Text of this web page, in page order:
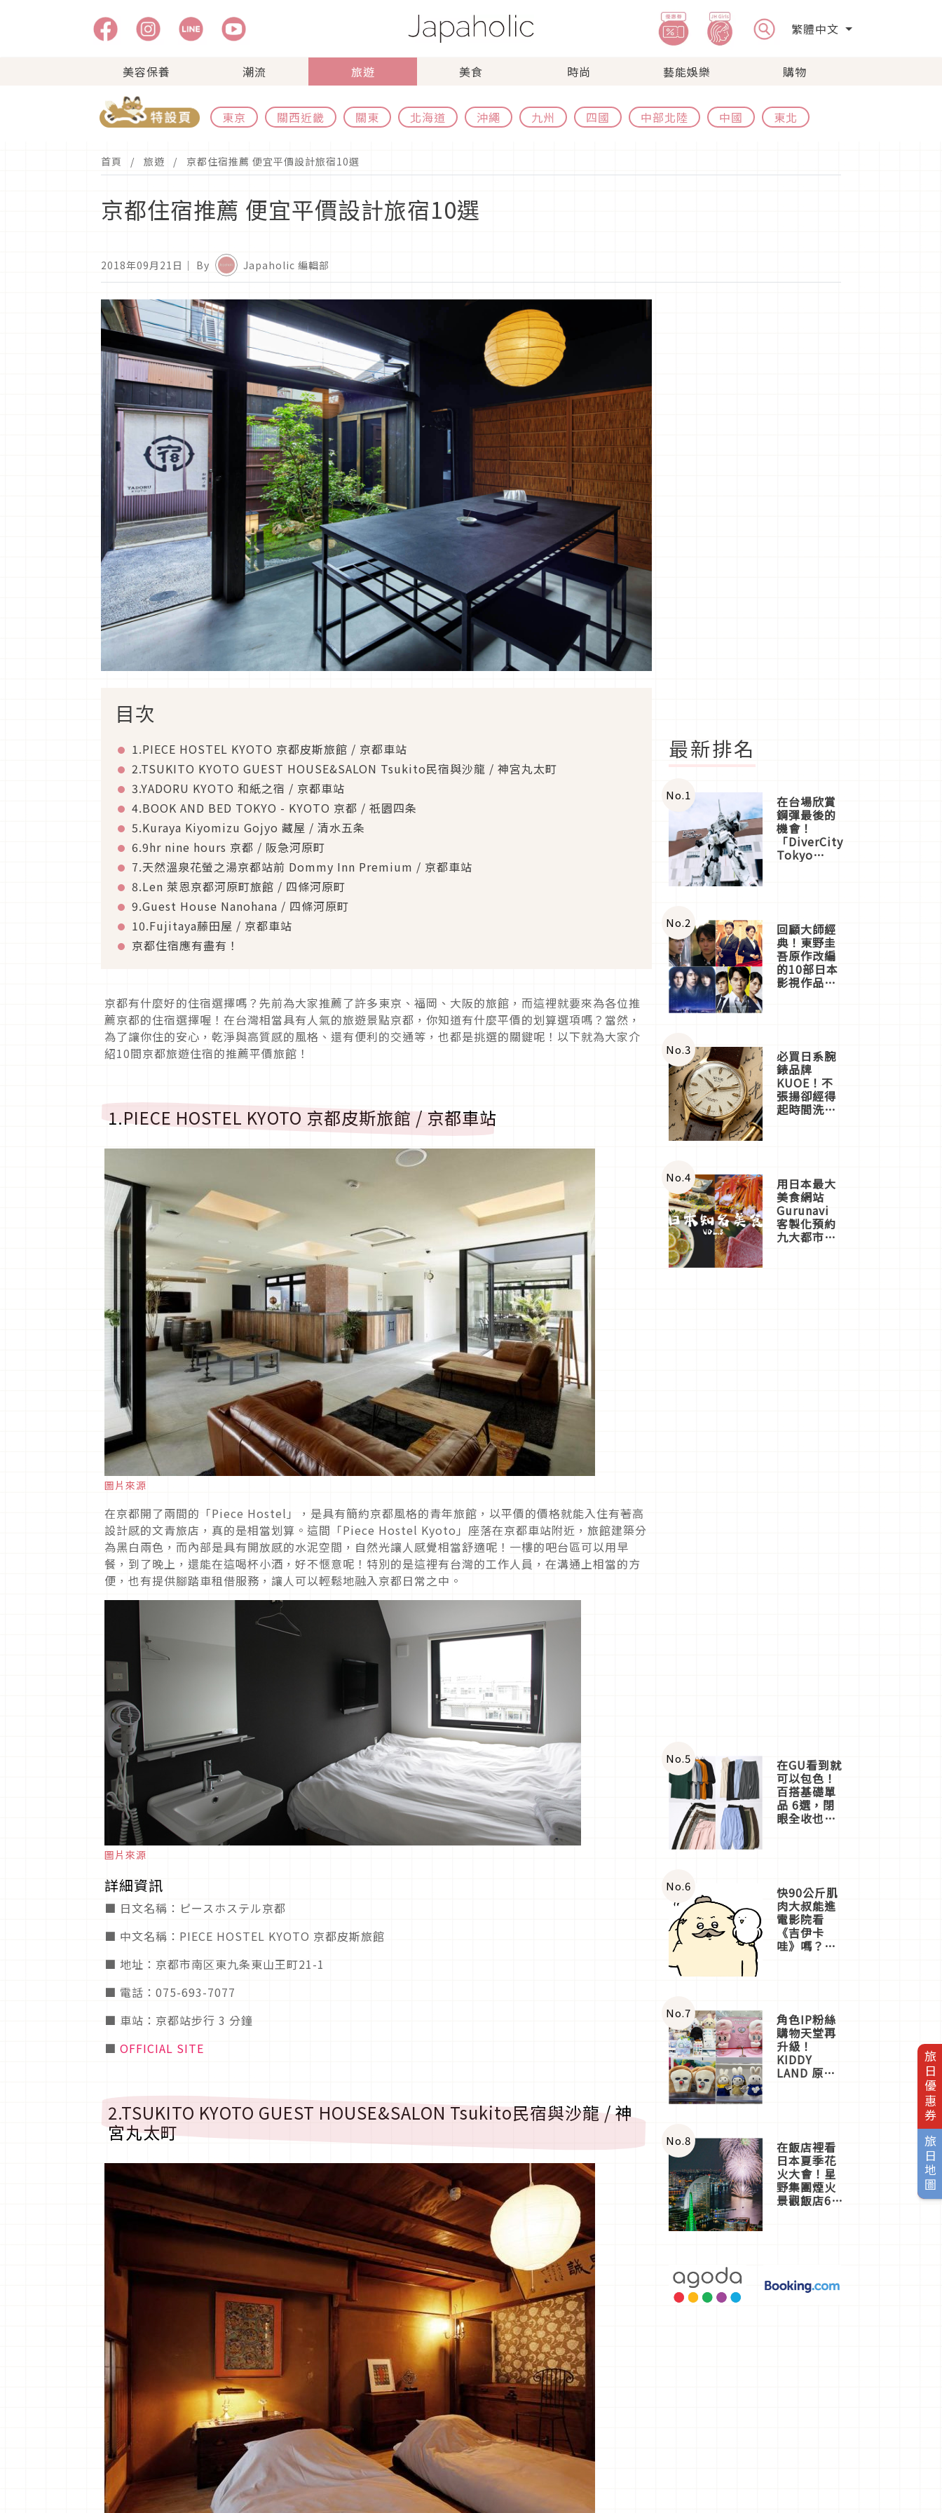
繁體中文
美容保養 潮流 旅遊 美食 時尚 藝能娛樂 購物
東京 關西近畿 關東 北海道 沖繩 九州 四國 中部北陸 中國 東北
旅日優惠券
旅日地圖
首頁 旅遊 京都住宿推薦 便宜平價設計旅宿10選
京都住宿推薦 便宜平價設計旅宿10選
2018年09月21日 ｜ By Japaholic 編輯部
目次
1.PIECE HOSTEL KYOTO 京都皮斯旅館 / 京都車站
2.TSUKITO KYOTO GUEST HOUSE&SALON Tsukito民宿與沙龍 / 神宮丸太町
3.YADORU KYOTO 和紙之宿 / 京都車站
4.BOOK AND BED TOKYO - KYOTO 京都 / 祇園四条
5.Kuraya Kiyomizu Gojyo 藏屋 / 清水五条
6.9hr nine hours 京都 / 阪急河原町
7.天然溫泉花螢之湯京都站前 Dommy Inn Premium / 京都車站
8.Len 萊恩京都河原町旅館 / 四條河原町
9.Guest House Nanohana / 四條河原町
10.Fujitaya藤田屋 / 京都車站
京都住宿應有盡有！
京都有什麼好的住宿選擇嗎？先前為大家推薦了許多東京、福岡、大阪的旅館，而這裡就要來為各位推
薦京都的住宿選擇喔！在台灣相當具有人氣的旅遊景點京都，你知道有什麼平價的划算選項嗎？當然，
為了讓你住的安心，乾淨與高質感的風格、還有便利的交通等，也都是挑選的關鍵呢！以下就為大家介
紹10間京都旅遊住宿的推薦平價旅館！
1.PIECE HOSTEL KYOTO 京都皮斯旅館 / 京都車站
圖片來源
在京都開了兩間的「Piece Hostel」，是具有簡約京都風格的青年旅館，以平價的價格就能入住有著高
設計感的文青旅店，真的是相當划算。這間「Piece Hostel Kyoto」座落在京都車站附近，旅館建築分
為黑白兩色，而內部是具有開放感的水泥空間，自然光讓人感覺相當舒適呢！一樓的吧台區可以用早
餐，到了晚上，還能在這喝杯小酒，好不愜意呢！特別的是這裡有台灣的工作人員，在溝通上相當的方
便，也有提供腳踏車租借服務，讓人可以輕鬆地融入京都日常之中。
圖片來源
詳細資訊
■ 日文名稱：ピースホステル京都
■ 中文名稱：PIECE HOSTEL KYOTO 京都皮斯旅館
■ 地址：京都市南区東九条東山王町21-1
■ 電話：075-693-7077
■ 車站：京都站步行 3 分鐘
■ OFFICIAL SITE
2.TSUKITO KYOTO GUEST HOUSE&SALON Tsukito民宿與沙龍 / 神
宮丸太町
最新排名
No.1 在台場欣賞
鋼彈最後的
機會！
「DiverCity
Tokyo
體驗
No.2 回顧大師經
典！東野圭
吾原作改編
的10部日本
影視作品推
No.3 必買日系腕
錶品牌
KUOE！不
張揚卻經得
起時間洗鍊
No.4 用日本最大
美食網站
Gurunavi
客製化預約
九大都市餐
No.5 在GU看到就
可以包色！
百搭基礎單
品 6選，閉
眼全收也不
No.6 快90公斤肌
肉大叔能進
電影院看
《吉伊卡
哇》嗎？日
一同給出了
答案
No.7 角色IP粉絲
購物天堂再
升級！
KIDDY
LAND 原宿
店3分即達
No.8 在飯店裡看
日本夏季花
火大會！星
野集團煙火
景觀飯店6